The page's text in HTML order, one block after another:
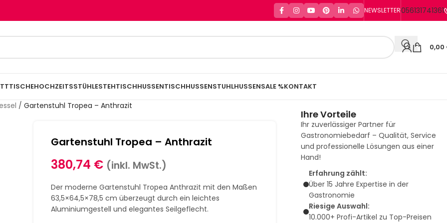
NEWSLETTER056131741361
0,00
HOCHZEITSSTÜHLESTEHTISCHHUSSENTISCHHUSSENSTUHLHUSSENSALE %KONTAKT
/ Gartenstuhl Tropea – Anthrazit
Gartenstuhl Tropea – Anthrazit
380,74 € (inkl. MwSt.)
Der moderne Gartenstuhl Tropea Anthrazit mit den Maßen
63,5×64,5×78,5 cm überzeugt durch ein leichtes
Aluminiumgestell und elegantes Seilgeflecht.
Ihre Vorteile
Ihr zuverlässiger Partner für
Gastronomiebedarf – Qualität, Service
und professionelle Lösungen aus einer
Hand!
Erfahrung zählt:
Über 15 Jahre Expertise in der
Gastronomie
Riesige Auswahl:
10.000+ Profi-Artikel zu Top-Preisen